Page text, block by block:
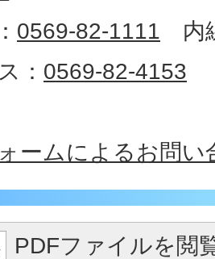
0569-82-1111 内
： 0569-82-4153
ームによるお問い
PDFファイルを閲